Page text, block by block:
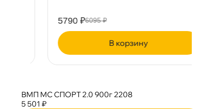
5790 ₽6095 ₽
корзину
МП МС СПОРТ 2.0 900г 2208
5 501 ₽